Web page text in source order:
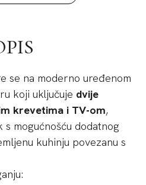
se na moderno uređenom
koji uključuje dvije
krevetima i TV-om,
mogućnošću dodatnog
kuhinju povezanu s